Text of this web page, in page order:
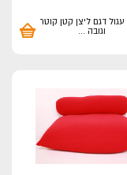
עגול דגם ליצן קטן קוטר
וגובה